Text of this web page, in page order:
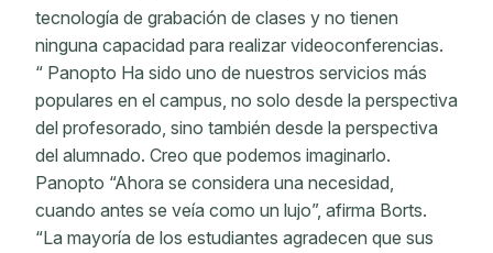
tecnología de grabación de clases y no tienen
ninguna capacidad para realizar videoconferencias.
“ Panopto Ha sido uno de nuestros servicios más
populares en el campus, no solo desde la perspectiva
del profesorado, sino también desde la perspectiva
del alumnado. Creo que podemos imaginarlo.
Panopto “Ahora se considera una necesidad,
cuando antes se veía como un lujo”, afirma Borts.
“La mayoría de los estudiantes agradecen que sus